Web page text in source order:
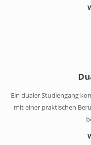
Ein dualer Studiengang
mit einer praktischen